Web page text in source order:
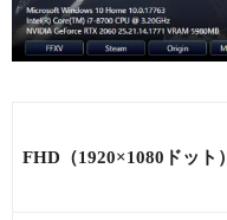
FHD（1920×1080ドット）